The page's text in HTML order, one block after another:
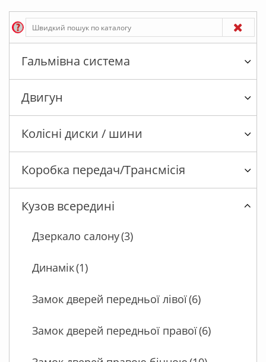
Гальмівна система
Двигун
Колісні диски / шини
Коробка передач/Трансмісія
Кузов всередині
Дзеркало салону(3)
Динамік(1)
Замок дверей передньої лівої(6)
Замок дверей передньої правої(6)